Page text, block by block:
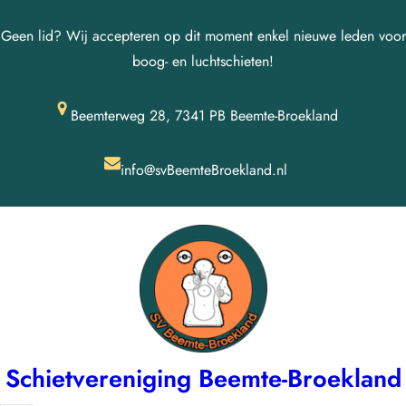
naar
Geen lid? Wij accepteren op dit moment enkel nieuwe leden voor
boog- en luchtschieten!
Beemterweg 28, 7341 PB Beemte-Broekland
info@svBeemteBroekland.nl
Schietvereniging Beemte-Broekland